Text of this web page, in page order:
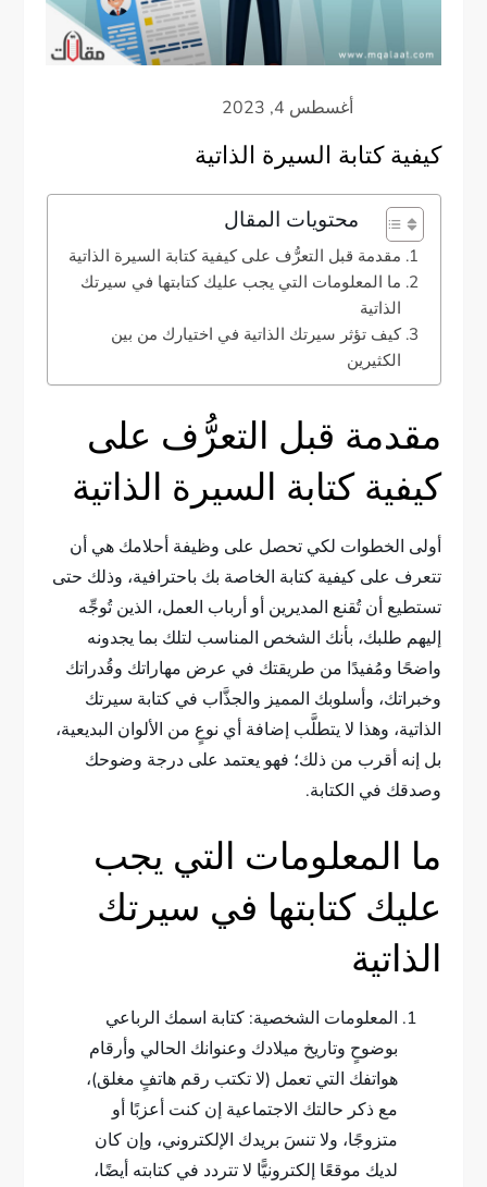
كيفية كتابة السيرة الذاتية
محتويات المقال
مقدمة قبل التعرُّف على كيفية كتابة السيرة الذاتية
ما المعلومات التي يجب عليك كتابتها في سيرتك
الذاتية
كيف تؤثر سيرتك الذاتية في اختيارك من بين
الكثيرين
مقدمة قبل التعرُّف على
كيفية كتابة السيرة الذاتية
أولى الخطوات لكي تحصل على وظيفة أحلامك هي أن
تتعرف على كيفية كتابة الخاصة بك باحترافية، وذلك حتى
تستطيع أن تُقنع المديرين أو أرباب العمل، الذين تُوجِّه
إليهم طلبك، بأنك الشخص المناسب لتلك بما يجدونه
واضحًا ومُفيدًا من طريقتك في عرض مهاراتك وقُدراتك
وخبراتك، وأسلوبك المميز والجذَّاب في كتابة سيرتك
الذاتية، وهذا لا يتطلَّب إضافة أي نوعٍ من الألوان البديعية،
بل إنه أقرب من ذلك؛ فهو يعتمد على درجة وضوحك
وصدقك في الكتابة.
ما المعلومات التي يجب
عليك كتابتها في سيرتك
الذاتية
المعلومات الشخصية: كتابة اسمك الرباعي
بوضوحٍ وتاريخ ميلادك وعنوانك الحالي وأرقام
هواتفك التي تعمل (لا تكتب رقم هاتفٍ مغلق)،
مع ذكر حالتك الاجتماعية إن كنت أعزبًا أو
متزوجًا، ولا تنسَ بريدك الإلكتروني، وإن كان
لديك موقعًا إلكترونيًّا لا تتردد في كتابته أيضًا،